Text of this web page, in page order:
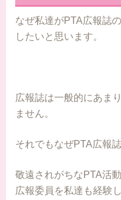
なぜ私達がPTA広報誌
したいと思います。
広報誌は一般的にあま
ません。
それでもなぜPTA広報
敬遠されがちなPTA活
広報委員を私達も経験